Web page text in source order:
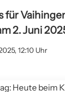
2. Juni
12:10 Uhr